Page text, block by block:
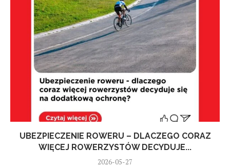
UBEZPIECZENIE ROWERU – DLACZEGO CORAZ
WIĘCEJ ROWERZYSTÓW DECYDUJE...
2026-05-27